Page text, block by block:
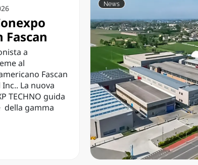
Fascan
a
al
Fascan
La nuova
TECHNO guida
della gamma
News